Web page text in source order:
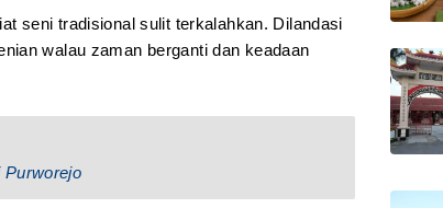
seni tradisional sulit terkalahkan. Dilandasi
walau zaman berganti dan keadaan
Purworejo